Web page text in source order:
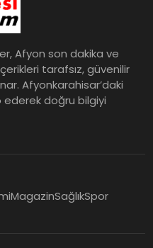
Afyon son dakika ve
tarafsız, güvenilir
Afyonkarahisar’daki
doğru bilgiyi
MagazinSağlıkSpor